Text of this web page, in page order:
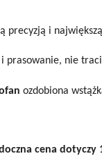
precyzją i
prasowanie, nie
ozdobiona
dotyczy